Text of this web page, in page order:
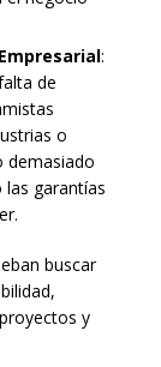
:
de
o
demasiado
garantías
buscar
y